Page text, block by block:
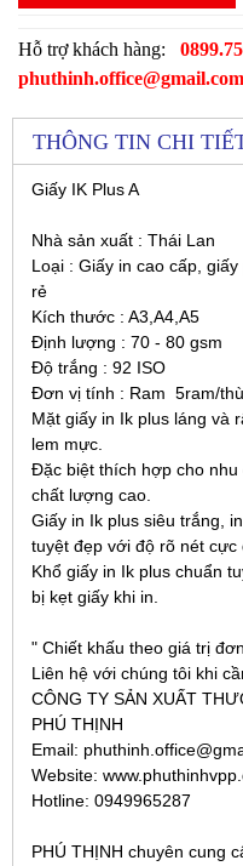
Hỗ trợ khách hàng:
phuthinh.office@gmail.com
THÔNG TIN CHI
Giấy IK Plus A
Nhà sản xuất : Thái Lan
Loại : Giấy in cao cấp,
rẻ
Kích thước : A3,A4,A5
Định lượng : 70 - 80 gsm
Độ trắng : 92 ISO
Đơn vị tính : Ram 5ram/
Mặt giấy in Ik plus láng và
lem mực.
Đặc biệt thích hợp cho nhu
chất lượng cao.
Giấy in Ik plus siêu trắng,
tuyệt đẹp với độ rõ nét cực
Khổ giấy in Ik plus chuẩn
bị kẹt giấy khi in.
" Chiết khấu theo giá trị
Liên hệ với chúng tôi khi
CÔNG TY SẢN XUẤT
PHÚ THỊNH
Email:
Website:
Hotline: 0949965287
PHÚ THỊNH chuyên cung